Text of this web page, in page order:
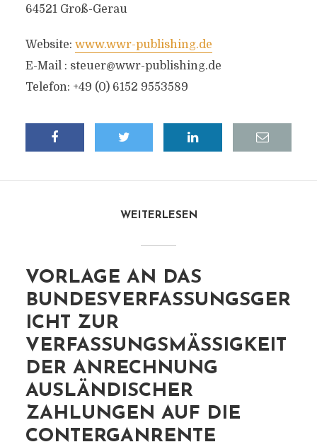
64521 Groß-Gerau
Website: www.wwr-publishing.de
E-Mail : steuer@wwr-publishing.de
Telefon: +49 (0) 6152 9553589
WEITERLESEN
VORLAGE AN DAS
BUNDESVERFASSUNGSGER
ICHT ZUR
VERFASSUNGSMÄSSIGKEIT D
ER ANRECHNUNG A
USLÄNDISCHER Z
AHLUNGEN AUF DIE C
ONTERGANRENTE